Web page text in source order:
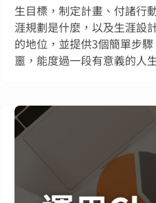
生目標，制定計畫、付諸行
涯規劃是什麼，以及生涯設
的地位，並提供3個簡單步
噩，能度過一段有意義的人